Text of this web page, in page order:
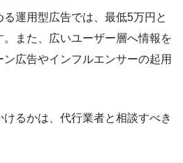
運用型広告では、最低5万円と
また、広いユーザー層へ情報を
広告やインフルエンサーの起用
るかは、代行業者と相談すべき